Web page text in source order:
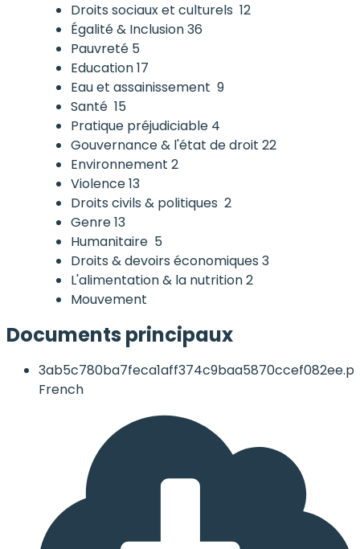
Droits sociaux et culturels 12
Égalité & Inclusion36
Pauvreté 5
Education17
Eau et assainissement 9
Santé 15
Pratique préjudiciable 4
Gouvernance & l'état de droit 22
Environnement 2
Violence13
Droits civils & politiques 2
Genre13
Humanitaire 5
Droits & devoirs économiques 3
L'alimentation & la nutrition2
Mouvement
Documents principaux
French